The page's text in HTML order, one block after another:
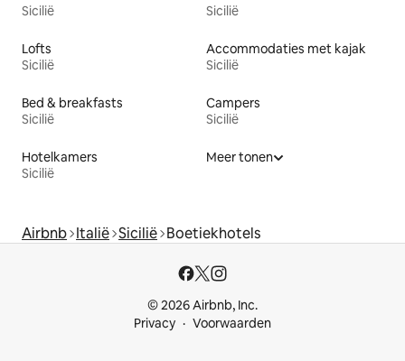
Sicilië
Sicilië
Lofts
Sicilië
Accommodaties met kajak
Sicilië
Bed & breakfasts
Sicilië
Campers
Sicilië
Hotelkamers
Sicilië
Meer tonen
Airbnb Italië Sicilië Boetiekhotels
© 2026 Airbnb, Inc.
Privacy
Voorwaarden